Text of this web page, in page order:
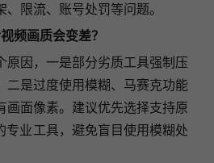
限流、账号处罚等问题。
频画质会变差？
原因，一是部分劣质工具强制压
二是过度使用模糊、马赛克功能
画面像素。建议优先选择支持原
专业工具，避免盲目使用模糊处